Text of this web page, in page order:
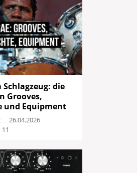
Schlagzeug: die
Grooves,
und Equipment
26.04.2026
11